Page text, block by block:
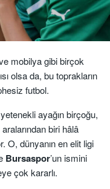
mobilya gibi birçok
olsa da, bu toprakların
futbol.
ayağın birçoğu,
biri hâlâ
O, dünyanın en elit ligi
Bursaspor’un ismini
çok kararlı.